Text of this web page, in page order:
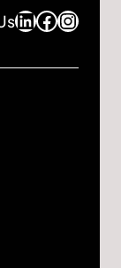
LinkedIn